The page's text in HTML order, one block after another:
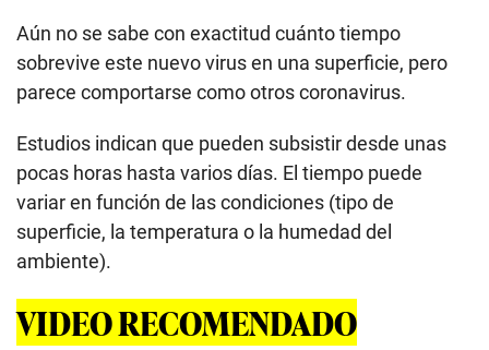
Aún no se sabe con exactitud cuánto tiempo
sobrevive este nuevo virus en una superficie, pero
parece comportarse como otros coronavirus.
Estudios indican que pueden subsistir desde unas
pocas horas hasta varios días. El tiempo puede
variar en función de las condiciones (tipo de
superficie, la temperatura o la humedad del
ambiente).
VIDEO RECOMENDADO